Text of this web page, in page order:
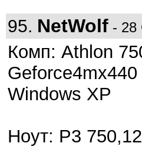
95. NetWolf - 28
Комп: Athlon
Windows XP
Ноут: P3